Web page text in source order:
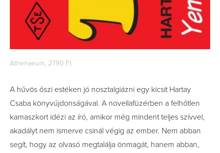
Athenaeum, 2790 Ft
A hűvös őszi estéken jó nosztalgiázni egy kicsit Hartay
Csaba könyvújdonságával. A novellafüzérben a felhőtlen
kamaszkort idézi az író, amikor még mindent teljes szívvel,
akadályt nem ismerve csinál végig az ember. Nem abban
segít, hogy az olvasó megtalálja önmagát, hanem abban,